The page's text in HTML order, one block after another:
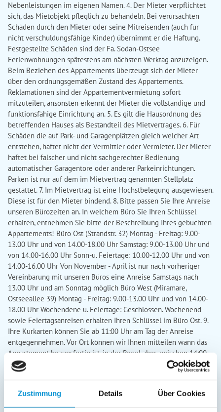
Zustimmung Details Über Cookies
Nebenleistungen im eigenen Namen. 4. Der Mieter verpflichtet
sich, das Mietobjekt pfleglich zu behandeln. Bei verursachten
Schäden durch den Mieter oder seine Mitreisenden (auch für
nicht verschuldungsfähige Kinder) übernimmt er die Haftung.
Festgestellte Schäden sind der Fa. Sodan-Ostsee
Ferienwohnungen spätestens am nächsten Werktag anzuzeigen.
Beim Beziehen des Appartements überzeugt sich der Mieter
über den ordnungsgemäßen Zustand des Appartements.
Reklamationen sind der Appartementvermietung sofort
mitzuteilen, ansonsten erkennt der Mieter die vollständige und
funktionsfähige Einrichtung an. 5. Es gilt die Hausordnung des
betreffenden Hauses als Bestandteil des Mietvertrages. 6. Für
Schäden die auf Park- und Garagenplätzen gleich welcher Art
entstehen, haftet nicht der Vermittler oder Vermieter. Der Mieter
haftet bei falscher und nicht sachgerechter Bedienung
automatischer Garagentore oder anderer Parkeinrichtungen.
Parken ist nur auf dem im Mietvertrag genannten Stellplatz
gestattet. 7. Im Mietvertrag ist eine Höchstbelegung ausgewiesen.
Diese ist für den Mieter bindend. 8. Bitte passen Sie Ihre Anreise
unseren Bürozeiten an. In welchem Büro Sie Ihren Schlüssel
erhalten, entnehmen Sie bitte der Beschreibung Ihres gebuchten
Appartements! Büro Ost (Strandstr. 32) Montag - Freitag: 9.00-
13.00 Uhr und von 14.00-18.00 Uhr Samstag: 9.00-13.00 Uhr und
von 14.00-16.00 Uhr Sonn-u. Feiertage: 10.00-12.00 Uhr und von
14.00-16.00 Uhr Von November - April ist nur nach vorheriger
Vereinbarung mit unseren Büros eine Anreise Samstags nach
13.00 Uhr und am Sonntag möglich Büro West (Miramare,
Ostseeallee 39) Montag - Freitag: 9.00-13.00 Uhr und von 14.00-
18.00 Uhr Wochendene u. Feiertage: Geschlossen. Wochenend-
sowie Feiertagsanreisen erhalten Ihren Schlüssel im Büro Ost. 9.
Ihre Kurkarten können Sie ab 11:00 Uhr am Tag der Anreise
entgegennehmen. Vor Ort können wir Ihnen mitteilen wann das
Appartement bezugsfertig ist, in der Regel aber zwischen 14:00
und 16:00 Uhr, in Ausnahmefällen kann ein Bezug später möglich
sein. 10. Am Abreisetag ist das Appartement bis 10.00 Uhr
Abreise, kann der Mieter das Mietobjekt am Abreisetag länger
nutzen, wenn es nicht gleichtägig neu belegt wird. 11. Bei